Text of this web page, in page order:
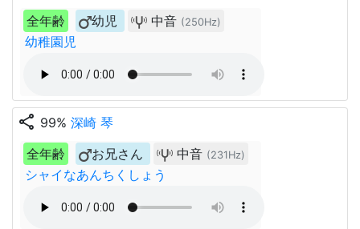
全年齢
幼児 中音 (250Hz)
幼稚園児
share 99% 深崎 琴
全年齢
お兄さん 中音 (231Hz)
シャイなあんちくしょう